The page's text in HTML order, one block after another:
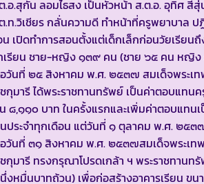
.อ.สุกัน ลอมไธสง เป็นหัวหน้า ส.ต.อ. อุทิศ สี
.ท.วิเชียร กลั่นความดี ทำหน้าที่ครูพยาบาล
เปิดทำการสอนตั้งแต่เด็กเล็กก่อนวัยเรียน
เรียน ชาย-หญิง ๑๓๙ คน (ชาย ๖๕ คน หญิ
วันที่ ๒๕ สิงหาคม พ.ศ. ๒๕๓๗ สมเด็จพระเ
กุมารี ได้พระราชทานทรัพย์ เป็นค่าตอบแทน
๘,๑๑๐ บาท ในครั้งแรกและเพิ่มค่าตอบแทน
ประจำทุกเดือน แต่วันที่ ๑ ตุลาคม พ.ศ. ๒๕
วันที่ ๓๑ สิงหาคม พ.ศ. ๒๕๓๗สมเด็จพระเท
กุมารี ทรงกรุณาโปรดเกล้า ฯ พระราชทานท
งหมื่นบาทถ้วน) เพื่อก่อสร้างอาคารเรียน ข